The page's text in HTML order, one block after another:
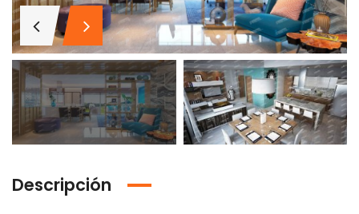
Descripción